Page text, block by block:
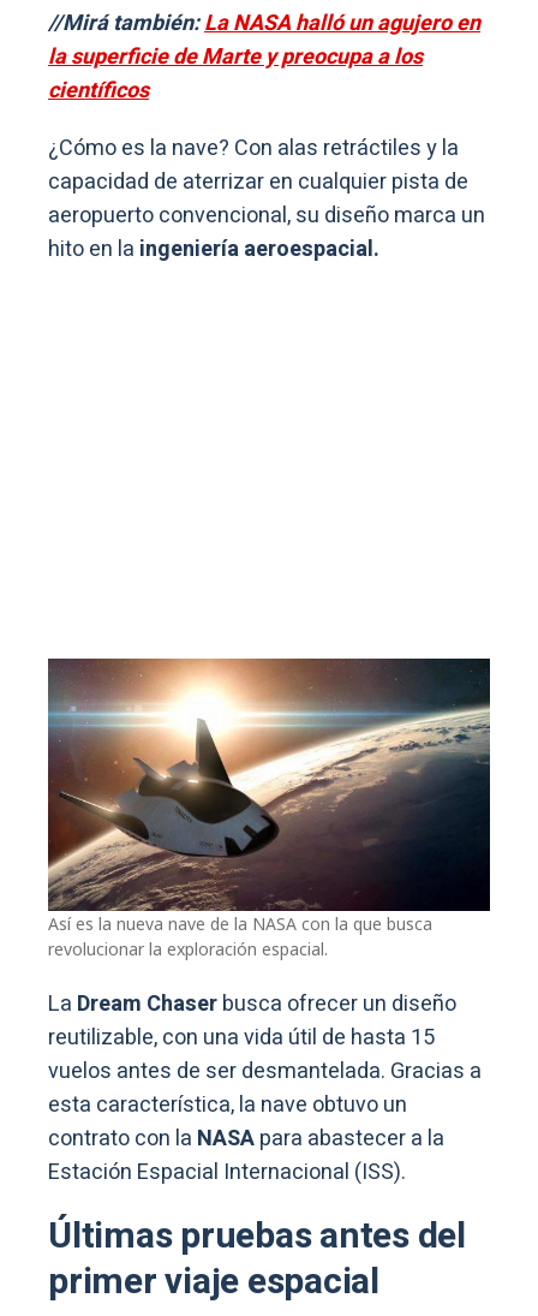
//Mirá también:La NASA halló un agujero en
la superficie de Marte y preocupa a los
científicos
¿Cómo es la nave? Con alas retráctiles y la
capacidad de aterrizar en cualquier pista de
aeropuerto convencional, su diseño marca un
hito en la ingeniería aeroespacial.
Así es la nueva nave de la NASA con la que busca
revolucionar la exploración espacial.
La Dream Chaserbusca ofrecer un diseño
reutilizable, con una vida útil de hasta 15
vuelos antes de ser desmantelada. Gracias a
esta característica, la nave obtuvo un
contrato con la NASApara abastecer a la
Estación Espacial Internacional (ISS).
Últimas pruebas antes del
primer viaje espacial